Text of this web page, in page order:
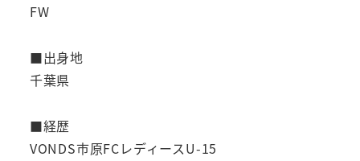
FW
■出身地
千葉県
■経歴
VONDS市原FCレディースU-15